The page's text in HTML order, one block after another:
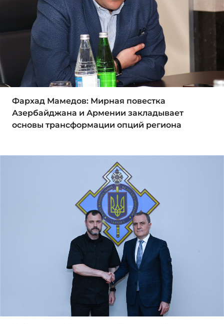
Фархад Мамедов: Мирная повестка
Азербайджана и Армении закладывает
основы трансформации опций региона